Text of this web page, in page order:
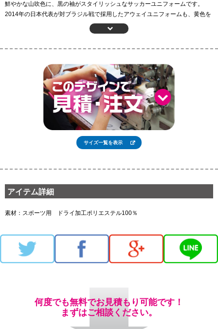
鮮やかな山吹色に、黒の袖がスタイリッシュなサッカーユニフォームです。
2014年の日本代表が対ブラジル戦で採用したアウェイユニフォームも、黄色を
ベースにしたデザインでした。また、香川選手で有名なドイツ-ブンデスリーガ
の強豪ボルシア・ドルトムントも伝統として黄色と黒のユニフォームを採用し
はっきりとした色合いは、サッカーユニフォームとしてのみならず、フットサ
ルユニフォームにもおすすめのカラーです。
鮮やかな山吹色のユニフォームを着て、エキサイティングなプレーで盛り上が
サイズ一覧を表示
アイテム詳細
素材：スポーツ用 ドライ加工ポリエステル100％
何度でも無料でお見積もり可能です！
まずはご相談ください。